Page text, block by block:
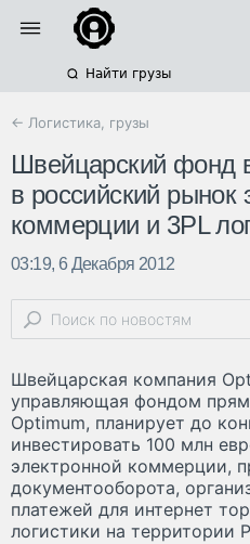
Найти грузы
← Логистика, грузы
Швейцарский фонд
в российский рынок
коммерции и 3PL
03:19, 6 Декабря 2012
Швейцарская компания
управляющая фондом
Optimum, планирует до
инвестировать 100 млн
электронной коммерции,
документооборота,
платежей для интернет
логистики на территории